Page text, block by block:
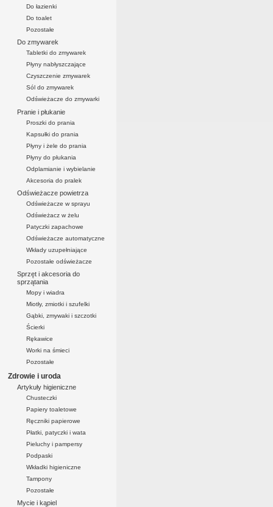
Do łazienki
Do toalet
Pozostałe
Do zmywarek
Tabletki do zmywarek
Płyny nabłyszczające
Czyszczenie zmywarek
Sól do zmywarek
Odświeżacze do zmywarki
Pranie i płukanie
Proszki do prania
Kapsułki do prania
Płyny i żele do prania
Płyny do płukania
Odplamianie i wybielanie
Akcesoria do pralek
Odświeżacze powietrza
Odświeżacze w sprayu
Odświeżacz w żelu
Patyczki zapachowe
Odświeżacze automatyczne
Wkłady uzupełniające
Pozostałe odświeżacze
Sprzęt i akcesoria do
sprzątania
Mopy i wiadra
Miotły, zmiotki i szufelki
Gąbki, zmywaki i szczotki
Ścierki
Rękawice
Worki na śmieci
Pozostałe
Zdrowie i uroda
Artykuły higieniczne
Chusteczki
Papiery toaletowe
Ręczniki papierowe
Płatki, patyczki i wata
Pieluchy i pampersy
Podpaski
Wkładki higieniczne
Tampony
Pozostałe
Mycie i kąpiel